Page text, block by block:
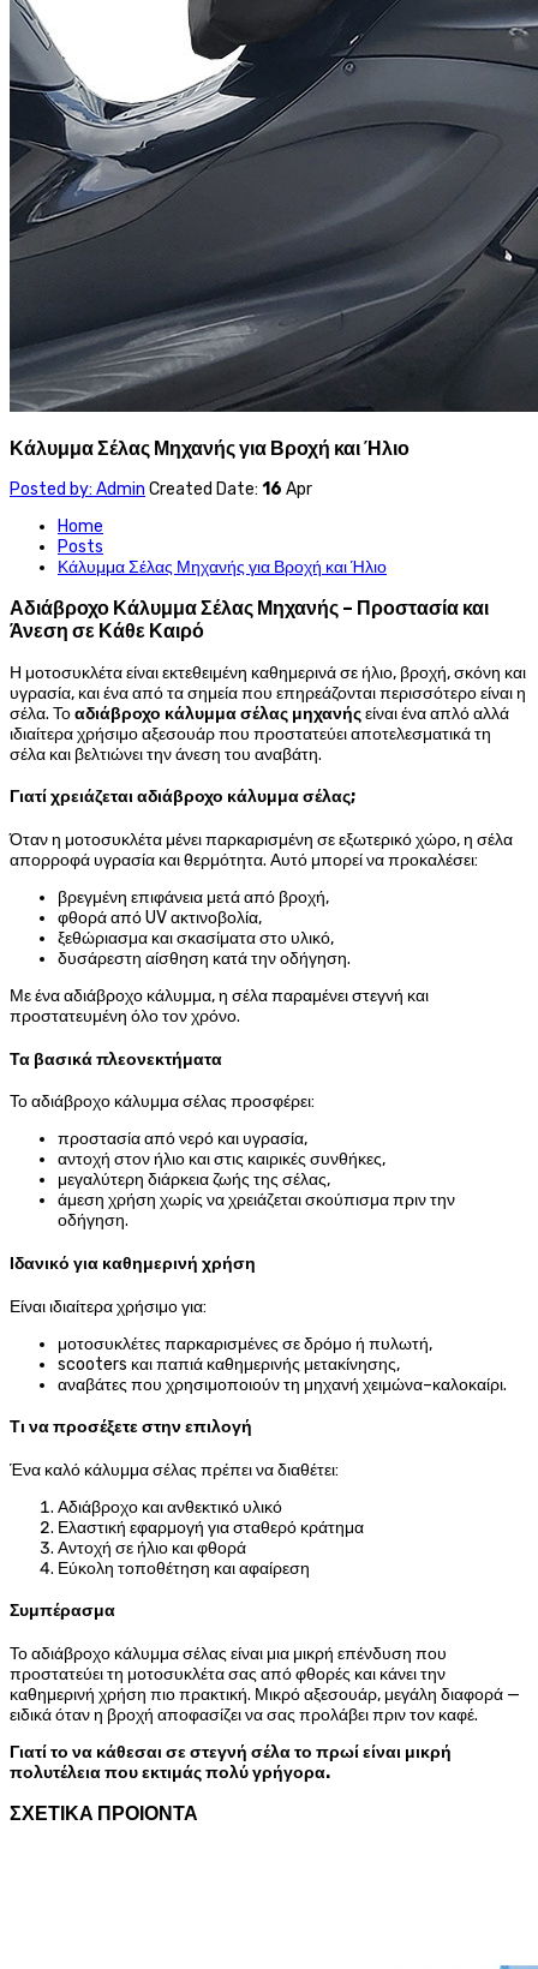
Κάλυμμα Σέλας Μηχανής για Βροχή και Ήλιο
Posted by: Admin Created Date: 16 Apr
Home
Posts
Κάλυμμα Σέλας Μηχανής για Βροχή και Ήλιο
Αδιάβροχο Κάλυμμα Σέλας Μηχανής – Προστασία και
Άνεση σε Κάθε Καιρό
Η μοτοσυκλέτα είναι εκτεθειμένη καθημερινά σε ήλιο, βροχή, σκόνη και
υγρασία, και ένα από τα σημεία που επηρεάζονται περισσότερο είναι η
σέλα. Τοαδιάβροχο κάλυμμα σέλας μηχανήςείναι ένα απλό αλλά
ιδιαίτερα χρήσιμο αξεσουάρ που προστατεύει αποτελεσματικά τη
σέλα και βελτιώνει την άνεση του αναβάτη.
Γιατί χρειάζεται αδιάβροχο κάλυμμα σέλας;
Όταν η μοτοσυκλέτα μένει παρκαρισμένη σε εξωτερικό χώρο, η σέλα
απορροφά υγρασία και θερμότητα. Αυτό μπορεί να προκαλέσει:
βρεγμένη επιφάνεια μετά από βροχή,
φθορά από UV ακτινοβολία,
ξεθώριασμα και σκασίματα στο υλικό,
δυσάρεστη αίσθηση κατά την οδήγηση.
Με ένα αδιάβροχο κάλυμμα, η σέλα παραμένει στεγνή και
προστατευμένη όλο τον χρόνο.
Τα βασικά πλεονεκτήματα
Το αδιάβροχο κάλυμμα σέλας προσφέρει:
προστασία από νερό και υγρασία,
αντοχή στον ήλιο και στις καιρικές συνθήκες,
μεγαλύτερη διάρκεια ζωής της σέλας,
άμεση χρήση χωρίς να χρειάζεται σκούπισμα πριν την
οδήγηση.
Ιδανικό για καθημερινή χρήση
Είναι ιδιαίτερα χρήσιμο για:
μοτοσυκλέτες παρκαρισμένες σε δρόμο ή πυλωτή,
scooters και παπιά καθημερινής μετακίνησης,
αναβάτες που χρησιμοποιούν τη μηχανή χειμώνα–καλοκαίρι.
Τι να προσέξετε στην επιλογή
Ένα καλό κάλυμμα σέλας πρέπει να διαθέτει:
Αδιάβροχο και ανθεκτικό υλικό
Ελαστική εφαρμογή για σταθερό κράτημα
Αντοχή σε ήλιο και φθορά
Εύκολη τοποθέτηση και αφαίρεση
Συμπέρασμα
Το αδιάβροχο κάλυμμα σέλας είναι μια μικρή επένδυση που
προστατεύει τη μοτοσυκλέτα σας από φθορές και κάνει την
καθημερινή χρήση πιο πρακτική. Μικρό αξεσουάρ, μεγάλη διαφορά —
ειδικά όταν η βροχή αποφασίζει να σας προλάβει πριν τον καφέ.
Γιατί το να κάθεσαι σε στεγνή σέλα το πρωί είναι μικρή
πολυτέλεια που εκτιμάς πολύ γρήγορα.
ΣΧΕΤΙΚΑ ΠΡΟΙΟΝΤΑ